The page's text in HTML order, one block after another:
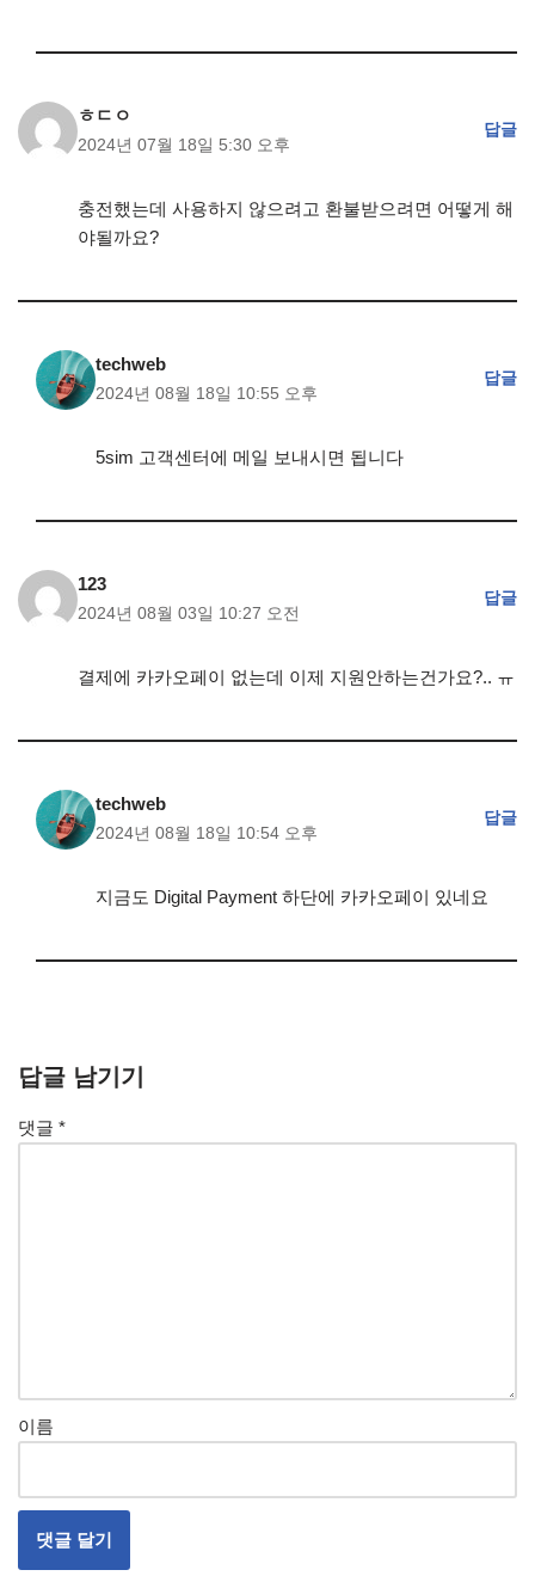
ㅎㄷㅇ
2024년 07월 18일 5:30 오후
답글
충전했는데 사용하지 않으려고 환불받으려면 어떻게 해
야될까요?
techweb
2024년 08월 18일 10:55 오후
답글
5sim 고객센터에 메일 보내시면 됩니다
123
2024년 08월 03일 10:27 오전
답글
결제에 카카오페이 없는데 이제 지원안하는건가요?.. ㅠ
techweb
2024년 08월 18일 10:54 오후
답글
지금도 Digital Payment 하단에 카카오페이 있네요
답글 남기기
댓글 *
이름